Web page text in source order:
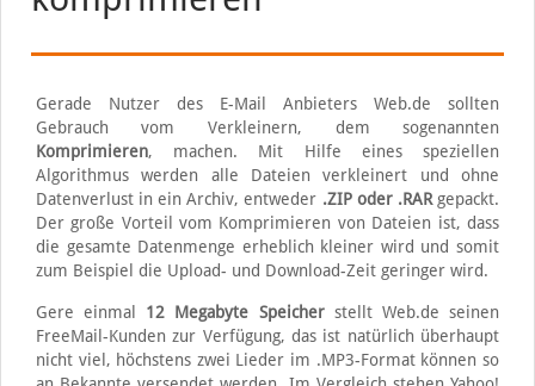
Gerade Nutzer des E-Mail Anbieters Web.de sollten
Gebrauch vom Verkleinern, dem sogenannten
Komprimieren, machen. Mit Hilfe eines speziellen
Algorithmus werden alle Dateien verkleinert und ohne
Datenverlust in ein Archiv, entweder .ZIP oder .RAR gepackt.
Der große Vorteil vom Komprimieren von Dateien ist, dass
die gesamte Datenmenge erheblich kleiner wird und somit
zum Beispiel die Upload- und Download-Zeit geringer wird.
Gere einmal 12 Megabyte Speicherstellt Web.de seinen
FreeMail-Kunden zur Verfügung, das ist natürlich überhaupt
nicht viel, höchstens zwei Lieder im .MP3-Format können so